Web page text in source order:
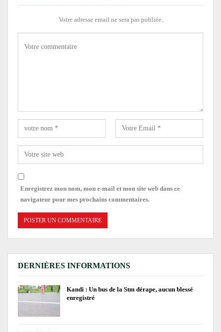
Votre adresse email ne sera pas publiée.
Enregistrez mon nom, mon e-mail et mon site web dans ce
navigateur pour mes prochains commentaires.
DERNIÈRES INFORMATIONS
Kandi : Un bus de la Stm dérape, aucun blessé
enregistré